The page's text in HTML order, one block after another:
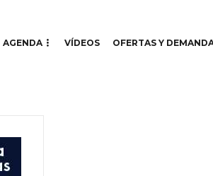
AGENDA VÍDEOS OFERTAS Y